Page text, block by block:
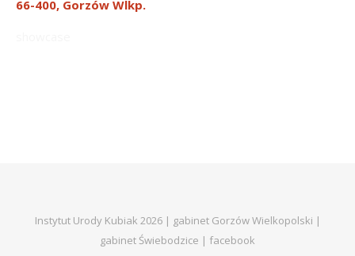
66-400, Gorzów Wlkp.
Instytut Urody Kubiak 2026 | gabinet Gorzów Wielkopolski |
gabinet Świebodzice | facebook